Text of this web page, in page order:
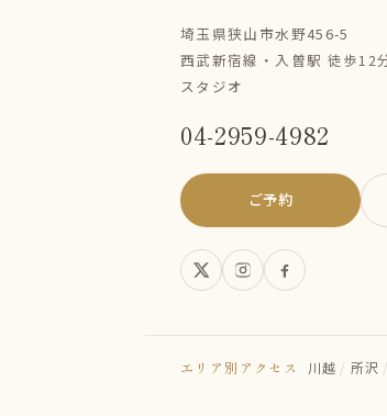
埼玉県狭山市水野456-5
西武新宿線・入曽駅 徒歩12
スタジオ
04-2959-4982
ご予約
エリア別アクセス 川越 / 所沢 /